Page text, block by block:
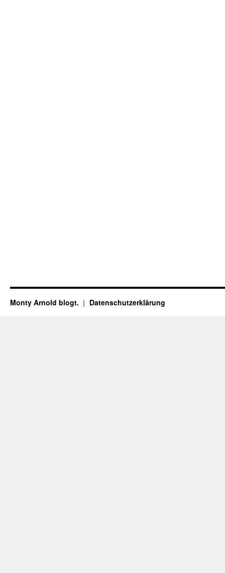
Monty Arnold blogt. Datenschutz­erklärung